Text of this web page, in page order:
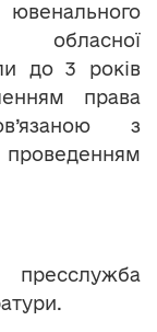
ювенального
обласної
до 3 років
права
з